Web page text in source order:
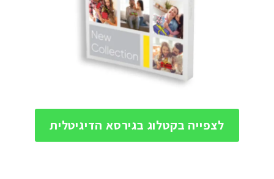
לצפייה בקטלוג בגירסא הדיגיטלית